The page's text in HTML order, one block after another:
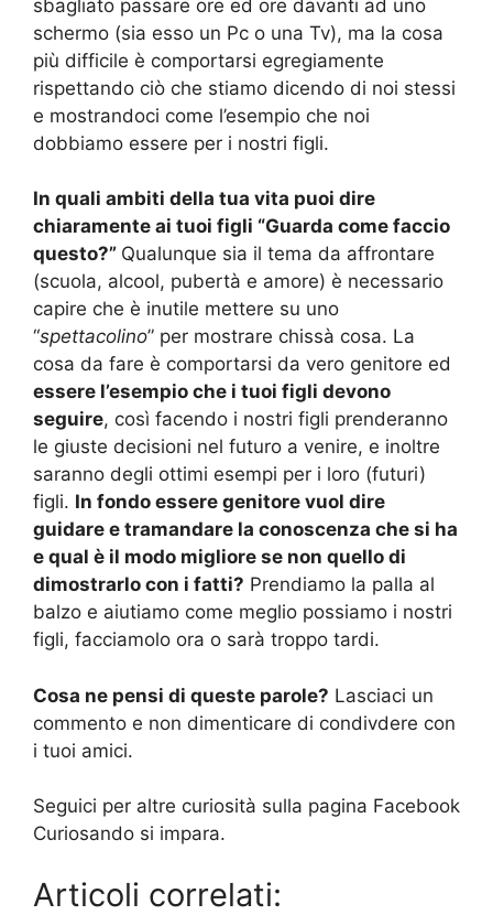
sbagliato passare ore ed ore davanti ad uno
schermo (sia esso un Pc o una Tv), ma la cosa
più difficile è comportarsi egregiamente
rispettando ciò che stiamo dicendo di noi stessi
e mostrandoci come l’esempio che noi
dobbiamo essere per i nostri figli.
In quali ambiti della tua vita puoi dire
chiaramente ai tuoi figli “Guarda come faccio
questo?” Qualunque sia il tema da affrontare
(scuola, alcool, pubertà e amore) è necessario
capire che è inutile mettere su uno
“spettacolino” per mostrare chissà cosa. La
cosa da fare è comportarsi da vero genitore ed
essere l’esempio che i tuoi figli devono
seguire, così facendo i nostri figli prenderanno
le giuste decisioni nel futuro a venire, e inoltre
saranno degli ottimi esempi per i loro (futuri)
figli. In fondo essere genitore vuol dire
guidare e tramandare la conoscenza che si ha
e qual è il modo migliore se non quello di
dimostrarlo con i fatti? Prendiamo la palla al
balzo e aiutiamo come meglio possiamo i nostri
figli, facciamolo ora o sarà troppo tardi.
Cosa ne pensi di queste parole? Lasciaci un
commento e non dimenticare di condivdere con
i tuoi amici.
Seguici per altre curiosità sulla pagina Facebook
Curiosando si impara.
Articoli correlati: